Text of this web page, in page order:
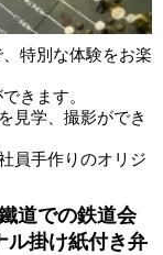
特別な体験をお楽
きます。
見学、撮影ができ
員手作りのオリジ
道での鉄道会
ル掛け紙付き弁